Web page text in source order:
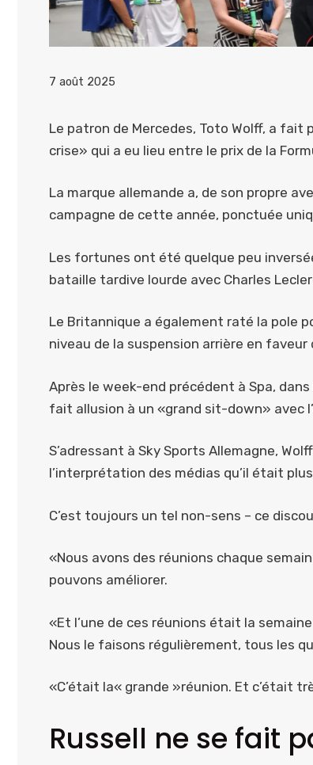
7 août 2025
Le patron de Mercedes, Toto Wolff, a
crise» qui a eu lieu entre le prix de la
La marque allemande a, de son propre
campagne de cette année, ponctuée
Les fortunes ont été quelque peu
bataille tardive lourde avec Charles
Le Britannique a également raté la pole
niveau de la suspension arrière en faveur
Après le week-end précédent à Spa,
fait allusion à un «grand sit-down» avec
S’adressant à Sky Sports Allemagne,
l’interprétation des médias qu’il était
C’est toujours un tel non-sens – ce
«Nous avons des réunions chaque
pouvons améliorer.
«Et l’une de ces réunions était la
Nous le faisons régulièrement, tous les
«C’était la« grande »réunion. Et c’était
Russell ne se fait